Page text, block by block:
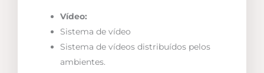
Vídeo:
Sistema de vídeo
Sistema de vídeos distribuídos pelos
ambientes.